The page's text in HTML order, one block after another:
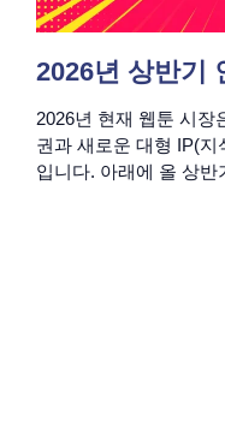
2026년 상반기
2026년 현재 웹툰 시장
권과 새로운 대형 IP(
입니다. 아래에 올 상